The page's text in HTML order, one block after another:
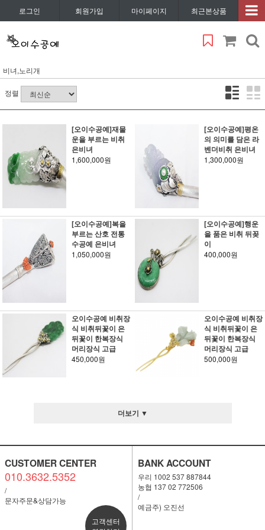
로그인 회원가입 마이페이지 최근본상품
비녀,노리개
정렬
[오이수공예]재물
운을 부르는 비취
은비녀
1,600,000원
[오이수공예]평온
의 의미를 담은 라
벤더비취 은비녀
1,300,000원
[오이수공예]복을
부르는 산호 전통
수공예 은비녀
1,050,000원
[오이수공예]행운
을 품은 비취 뒤꽂
이
400,000원
오이수공예 비취장
식 비취뒤꽃이 은
뒤꽃이 한복장식
머리장식 고급
450,000원
오이수공예 비취장
식 비취뒤꽃이 은
뒤꽃이 한복장식
머리장식 고급
500,000원
더보기 ▼
CUSTOMER CENTER
010.3632.5352
/
문자주문&상담가능
고객센터
BANK ACCOUNT
우리 1002 537 887844
농협 137 02 772506
/
예금주) 오진선